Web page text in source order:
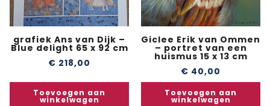
grafiek Ans van Dijk –
Blue delight 65 x 92 cm
€ 218,00
Toevoegen aan
winkelwagen
Giclee Erik van Ommen
– portret van een
huismus 15 x 13 cm
€ 40,00
Toevoegen aan
winkelwagen